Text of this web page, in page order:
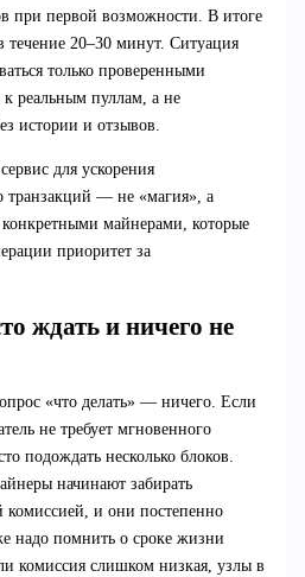
при первой возможности. В итоге
течение 20–30 минут. Ситуация
только проверенными
реальным пуллам, а не
истории и отзывов.
для ускорения
транзакций — не «магия», а
конкретными майнерами, которые
приоритет за
ждать и ничего не
«что делать» — ничего. Если
не требует мгновенного
подождать несколько блоков.
начинают забирать
комиссией, и они постепенно
надо помнить о сроке жизни
комиссия слишком низкая, узлы в